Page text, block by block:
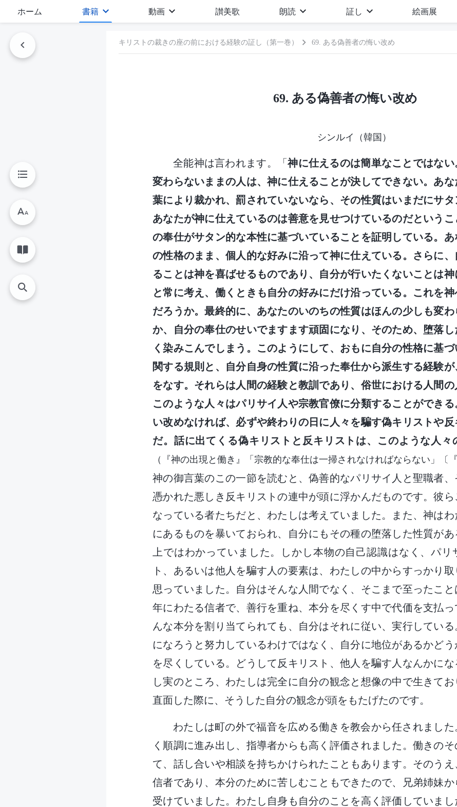
ホーム 書籍 動画 讃美歌 朗読 証し 絵画展
キリストの裁きの座の前における経験の証し（第一巻） 69. ある偽善者の悔い改め
69. ある偽善者の悔い改め
シンルイ（韓国）
全能神は言われます。「神に仕えるのは簡単なことではな
変わらないままの人は、神に仕えることが決してできない。あ
葉により裁かれ、罰されていないなら、その性質はいまだにサタ
あなたが神に仕えているのは善意を見せつけているのだという
の奉仕がサタン的な本性に基づいていることを証明している。
の性格のまま、個人的な好みに沿って神に仕えている。さらに
ることは神を喜ばせるものであり、自分が行いたくないことは
と常に考え、働くときも自分の好みにだけ沿っている。これを
だろうか。最終的に、あなたのいのちの性質はほんの少しも変
か、自分の奉仕のせいでますます頑固になり、そのため、堕落
く染みこんでしまう。このようにして、おもに自分の性格に基
関する規則と、自分自身の性質に沿った奉仕から派生する経験
をなす。それらは人間の経験と教訓であり、俗世における人間の
このような人々はパリサイ人や宗教官僚に分類することができ
い改めなければ、必ずや終わりの日に人々を騙す偽キリストや
だ。話に出てくる偽キリストと反キリストは、このような人々
（『神の出現と働き』「宗教的な奉仕は一掃されなければならない」〔
神の御言葉のこの一節を読むと、偽善的なパリサイ人と聖職者、
憑かれた悪しき反キリストの連中が頭に浮かんだものです。彼
なっている者たちだと、わたしは考えていました。また、神は
にあるものを暴いておられ、自分にもその種の堕落した性質が
上ではわかっていました。しかし本物の自己認識はなく、パリ
ト、あるいは他人を騙す人の要素は、わたしの中からすっかり
思っていました。自分はそんな人間でなく、そこまで至ったこ
年にわたる信者で、善行を重ね、本分を尽くす中で代価を支払
んな本分を割り当てられても、自分はそれに従い、実行してい
になろうと努力しているわけではなく、自分に地位があるかど
を尽くしている。どうして反キリスト、他人を騙す人なんかに
し実のところ、わたしは完全に自分の観念と想像の中で生きて
直面した際に、そうした自分の観念が頭をもたげたのです。
わたしは町の外で福音を広める働きを教会から任されまし
く順調に進み出し、指導者からも高く評価されました。働きの
て、話し合いや相談を持ちかけられたこともあります。そのう
信者であり、本分のために苦しむこともできたので、兄弟姉妹
受けていました。わたし自身も自分のことを高く評価していま